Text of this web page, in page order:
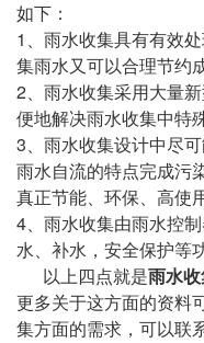
如下：
1、雨水收集具有有效
集雨水又可以合理节约
2、雨水收集采用大量
便地解决雨水收集中特
3、雨水收集设计中尽
雨水自流的特点完成污
真正节能、环保、高使
4、雨水收集由雨水控
水、补水，安全保护等
以上四点就是雨水
更多关于这方面的资料
集方面的需求，可以联